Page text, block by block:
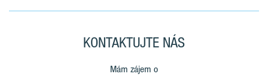
KONTAKTUJTE NÁS
Mám zájem o